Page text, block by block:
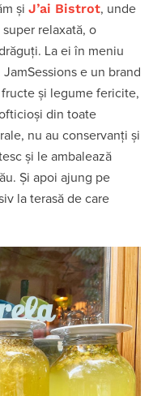
și J’ai Bistrot, unde
relaxată, o
La ei în meniu
e un brand
și legume fericite,
din toate
nu au conservanți și
și le ambalează
Și apoi ajung pe
la terasă de care